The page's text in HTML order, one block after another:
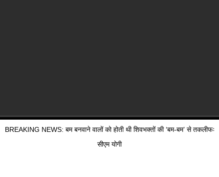
BREAKING NEWS: बम बनवाने वालों को होती थी शिवभक्तों की ‘बम-बम’ से तकलीफः
सीएम योगी